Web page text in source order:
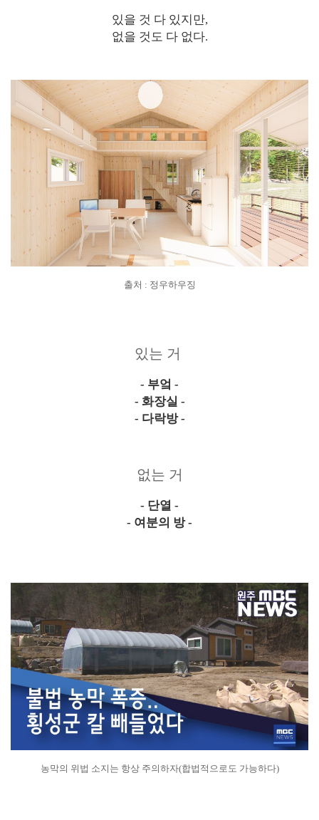
있을 것 다 있지만,
없을 것도 다 없다.
출처 : 정우하우징
있는 거
- 부엌 -
- 화장실 -
- 다락방 -
없는 거
- 단열 -
- 여분의 방 -
농막의 위법 소지는 항상 주의하자(합법적으로도 가능하다)